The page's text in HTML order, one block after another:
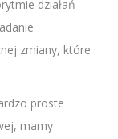
działań
zmiany, które
proste
mamy